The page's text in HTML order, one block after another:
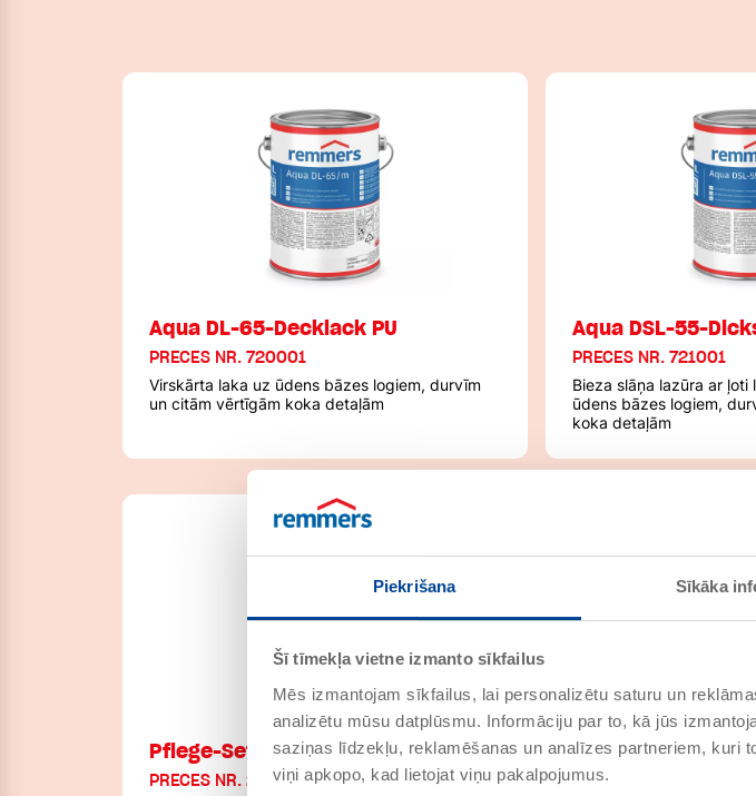
Piekrišana Sīkāka
Šī tīmekļa vietne izmanto sīkfailus
Mēs izmantojam sīkfailus, lai personalizētu saturu un
analizētu mūsu datplūsmu. Informāciju par to, kā jūs
saziņas līdzekļu, reklamēšanas un analīzes partneriem, kuri
viņi apkopo, kad lietojat viņu pakalpojumus.
Aqua DL-65-Decklack PU
PRECES NR. 720001
Virskārta laka uz ūdens bāzes logiem, durvīm
un citām vērtīgām koka detaļām
Aqua DSL-55-
PRECES NR. 721001
Bieza slāņa lazūra ar ļoti
ūdens bāzes logiem,
koka detaļām
Pflege-Set für Türen
PRECES NR. 274601